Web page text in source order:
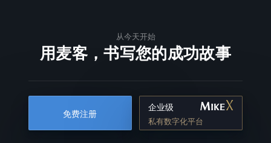
从今天开始
用麦客，书写您的成功故事
免费注册
企业级
私有数字化平台